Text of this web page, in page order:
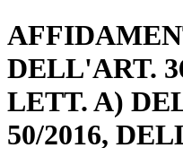
DELL'ART.
LETT. A)
50/2016,